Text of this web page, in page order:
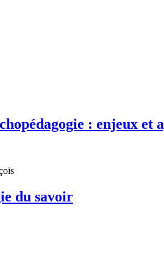
: enjeux et
du savoir